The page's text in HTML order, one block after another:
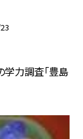
学力調査「豊島